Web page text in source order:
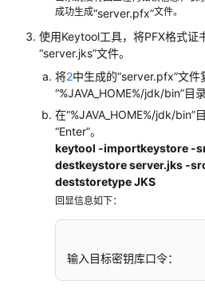
书
在
Nginx
服
务
器
上
安
装
SSL
证
书
在
成功生成“server.pfx”文件。
使用Keytool工具，将PFX格式证
“server.jks”文件。
将2中生成的“server.pfx”文件
“%JAVA_HOME%/jdk/bin”目
在“%JAVA_HOME%/jdk/bin”
“Enter”。
keytool -importkeystore -
destkeystore server.jks -
deststoretype JKS
回显信息如下：
输入目标密钥库口令：